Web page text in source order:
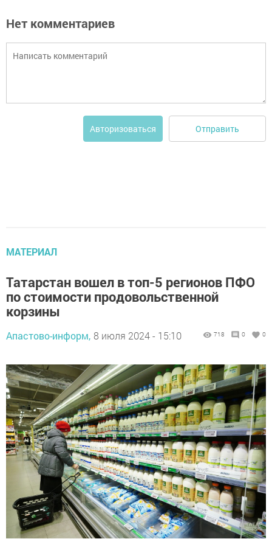
Нет комментариев
Авторизоваться Отправить
МАТЕРИАЛ
Татарстан вошел в топ-5 регионов ПФО
по стоимости продовольственной
корзины
Апастово-информ, 8 июля 2024 - 15:10 718 0 0